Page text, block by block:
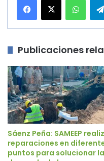
Publicaciones
Sáenz Peña: SAMEEP
reparaciones en
puntos para solucionar la